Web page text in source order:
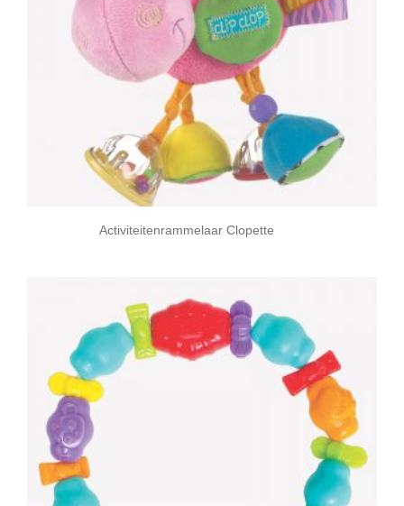
Activiteitenrammelaar Clopette